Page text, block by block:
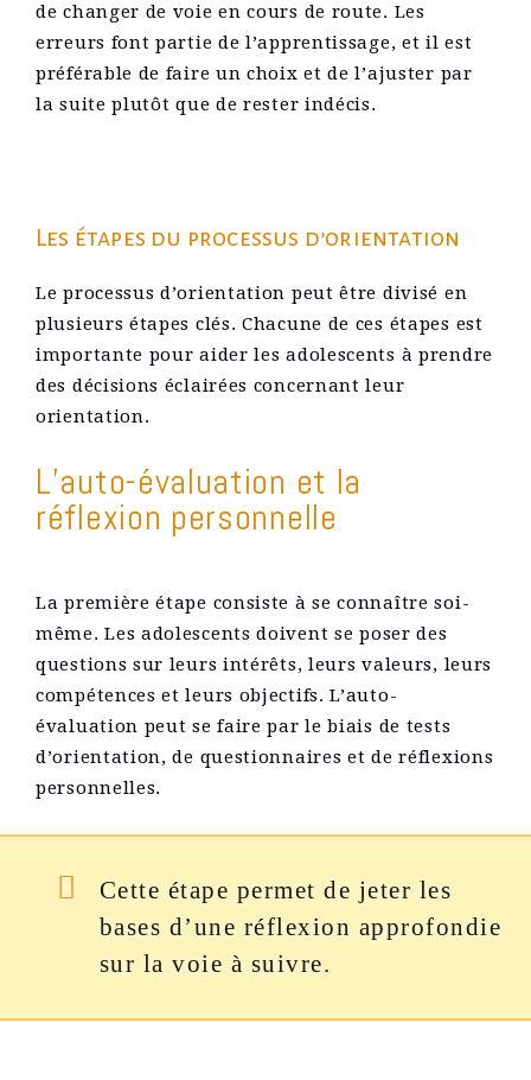
de changer de voie en cours de route. Les
erreurs font partie de l’apprentissage, et il est
préférable de faire un choix et de l’ajuster par
la suite plutôt que de rester indécis.
Les étapes du processus d’orientation
Le processus d’orientation peut être divisé en
plusieurs étapes clés. Chacune de ces étapes est
importante pour aider les adolescents à prendre
des décisions éclairées concernant leur
orientation.
L’auto-évaluation et la
réflexion personnelle
La première étape consiste à se connaître soi-
même. Les adolescents doivent se poser des
questions sur leurs intérêts, leurs valeurs, leurs
compétences et leurs objectifs. L’auto-
évaluation peut se faire par le biais de tests
d’orientation, de questionnaires et de réflexions
personnelles.
Cette étape permet de jeter les
bases d’une réflexion approfondie
sur la voie à suivre.